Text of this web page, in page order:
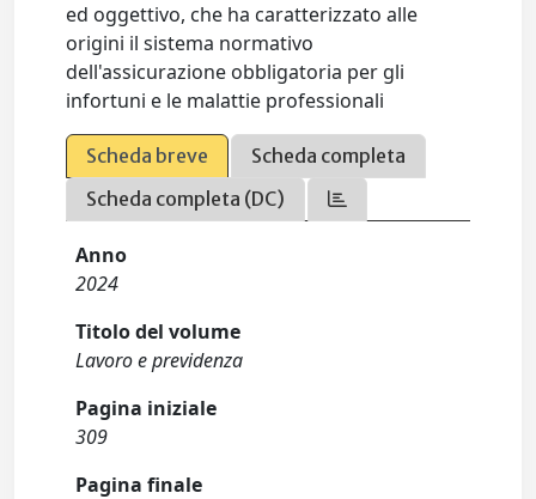
ed oggettivo, che ha caratterizzato alle
origini il sistema normativo
dell'assicurazione obbligatoria per gli
infortuni e le malattie professionali
Scheda breve
Scheda completa
Scheda completa (DC)
Anno
2024
Titolo del volume
Lavoro e previdenza
Pagina iniziale
309
Pagina finale